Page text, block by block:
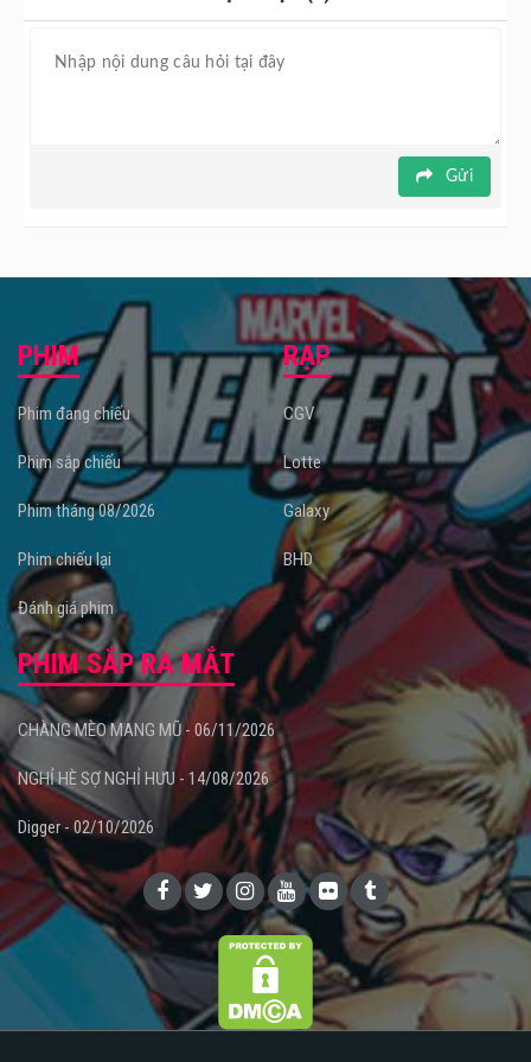
Gửi
PHIM
Phim đang chiếu
Phim sắp chiếu
Phim tháng 08/2026
Phim chiếu lại
Đánh giá phim
RẠP
CGV
Lotte
Galaxy
BHD
PHIM SẮP RA MẮT
CHÀNG MÈO MANG MŨ - 06/11/2026
NGHỈ HÈ SỢ NGHỈ HƯU - 14/08/2026
Digger - 02/10/2026